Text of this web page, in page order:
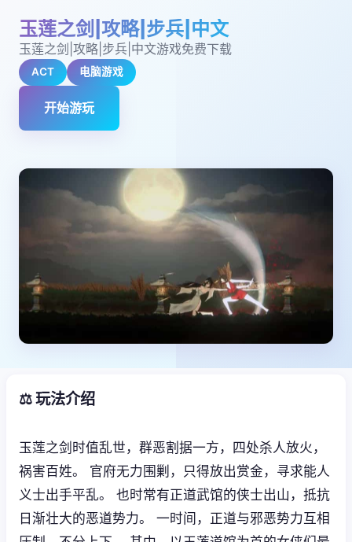
玉莲之剑|攻略|步兵|中文
玉莲之剑|攻略|步兵|中文游戏免费下载
ACT 电脑游戏
开始游玩
⚖️ 玩法介绍
玉莲之剑时值乱世，群恶割据一方，四处杀人放火，
祸害百姓。 官府无力围剿，只得放出赏金，寻求能人
义士出手平乱。 也时常有正道武馆的侠士出山，抵抗
日渐壮大的恶道势力。 一时间，正道与邪恶势力互相